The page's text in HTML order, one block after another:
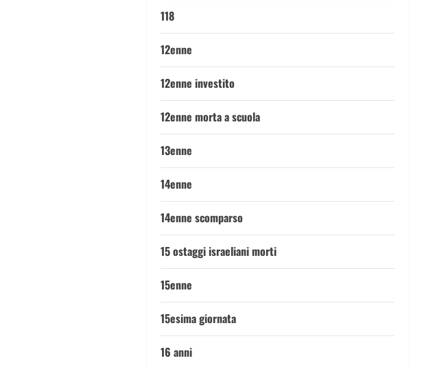
118
12enne
12enne investito
12enne morta a scuola
13enne
14enne
14enne scomparso
15 ostaggi israeliani morti
15enne
15esima giornata
16 anni